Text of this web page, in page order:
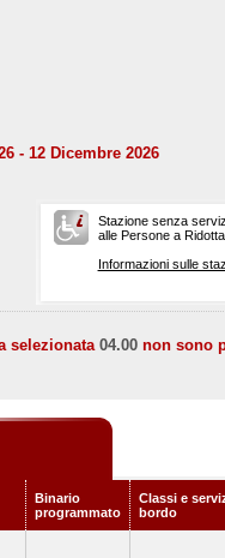
- 12 Dicembre 2026
Stazione senza
alle Persone a
Informazioni sulle
selezionata04.00 non sono
Binario
programmato
Classi e
bordo